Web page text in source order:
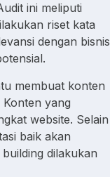
ini meliputi
riset kata
dengan bisnis
membuat konten
yang
website. Selain
baik akan
dilakukan